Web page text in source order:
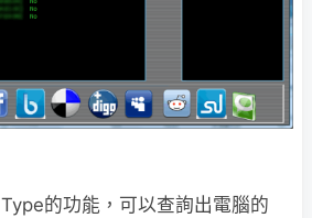
的功能，可以查詢出電腦的